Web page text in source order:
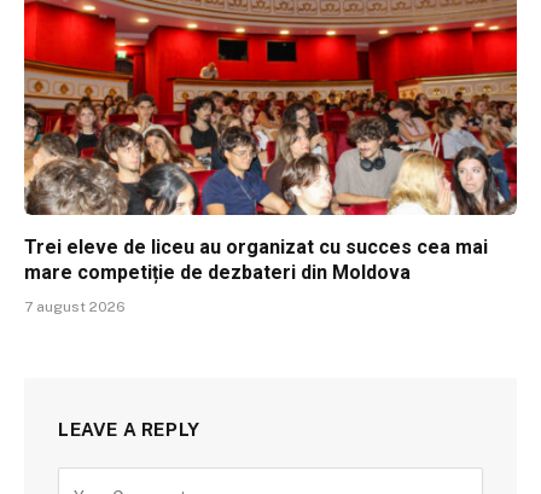
Trei eleve de liceu au organizat cu succes cea mai
mare competiție de dezbateri din Moldova
7 august 2026
LEAVE A REPLY